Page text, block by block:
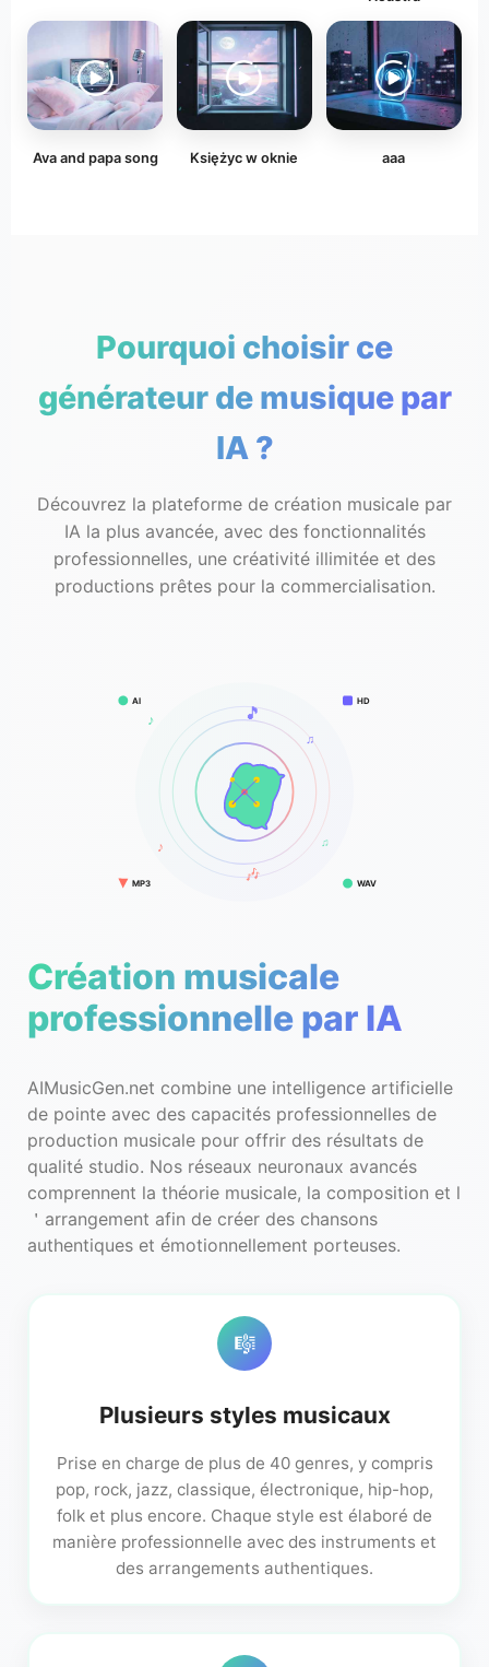
Ava and papa song Księżyc w oknie aaa
Pourquoi choisir ce
générateur de musique par
IA ?
Découvrez la plateforme de création musicale par
IA la plus avancée, avec des fonctionnalités
professionnelles, une créativité illimitée et des
productions prêtes pour la commercialisation.
♪
♫
♪ ♫
🎵
🎶
AI HD
MP3 WAV
Création musicale
professionnelle par IA
AIMusicGen.net combine une intelligence artificielle
de pointe avec des capacités professionnelles de
production musicale pour offrir des résultats de
qualité studio. Nos réseaux neuronaux avancés
comprennent la théorie musicale, la composition et l
＇arrangement afin de créer des chansons
authentiques et émotionnellement porteuses.
🎼
Plusieurs styles musicaux
Prise en charge de plus de 40 genres, y compris
pop, rock, jazz, classique, électronique, hip-hop,
folk et plus encore. Chaque style est élaboré de
manière professionnelle avec des instruments et
des arrangements authentiques.